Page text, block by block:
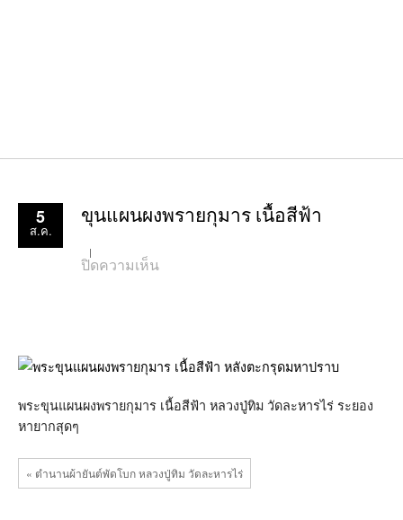
5
ส.ค.
ขุนแผนผงพรายกุมาร เนื้อสีฟ้า
ปิดความเห็นบน
ฟ้า
พระขุนแผนผงพรายกุมาร เนื้อสีฟ้า หลวงปู่ทิม วัดละหารไร่ ระยอง
หายากสุดๆ
« ตำนานผ้ายันต์พัดโบก หลวงปู่ทิม วัดละหารไร่